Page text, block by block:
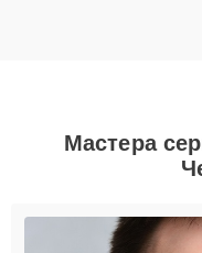
Мастера